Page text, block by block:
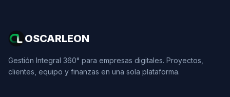
OSCARLEON
Gestión Integral 360° para empresas digitales. Proyectos,
clientes, equipo y finanzas en una sola plataforma.